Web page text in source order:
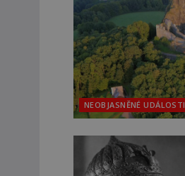
NEOBJASNĚNÉ UDÁLOSTI